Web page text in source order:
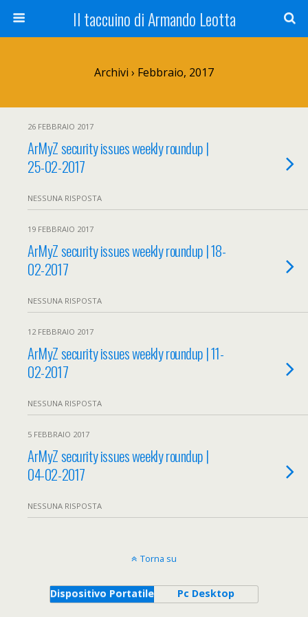
Il taccuino di Armando Leotta
Archivi › Febbraio, 2017
26 FEBBRAIO 2017
ArMyZ security issues weekly roundup |
25-02-2017
NESSUNA RISPOSTA
19 FEBBRAIO 2017
ArMyZ security issues weekly roundup | 18-
02-2017
NESSUNA RISPOSTA
12 FEBBRAIO 2017
ArMyZ security issues weekly roundup | 11-
02-2017
NESSUNA RISPOSTA
5 FEBBRAIO 2017
ArMyZ security issues weekly roundup |
04-02-2017
NESSUNA RISPOSTA
Torna su
Dispositivo Portatile Pc Desktop